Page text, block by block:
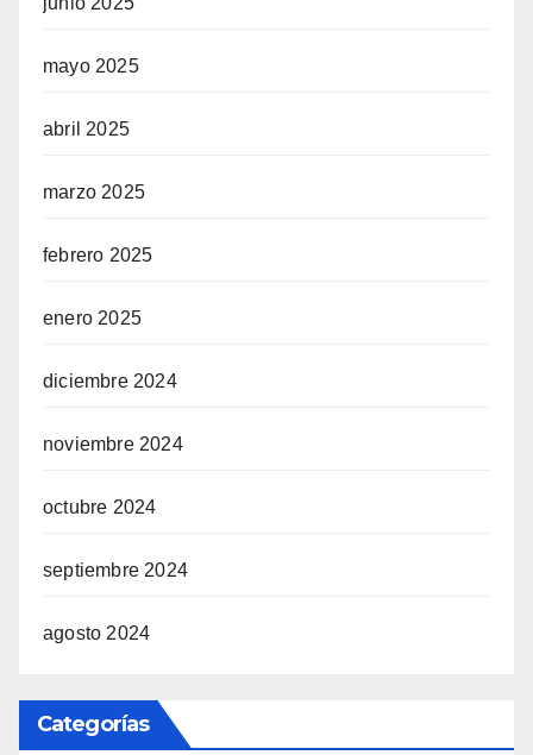
mayo 2025
abril 2025
marzo 2025
febrero 2025
enero 2025
diciembre 2024
noviembre 2024
octubre 2024
septiembre 2024
agosto 2024
Categorías